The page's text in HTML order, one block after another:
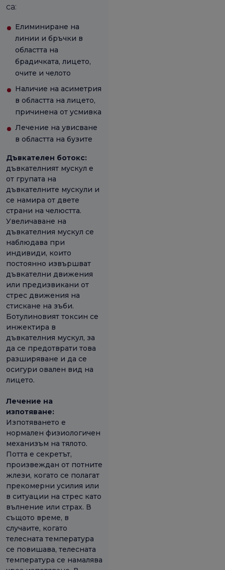
са:
Елиминиране на
линии и бръчки в
областта на
брадичката, лицето,
очите и челото
Наличие на асиметрия
в областта на лицето,
причинена от усмивка
Лечение на увисване
в областта на бузите
Дъвкателен ботокс:
дъвкателният мускул е
от групата на
дъвкателните мускули и
се намира от двете
страни на челюстта.
Увеличаване на
дъвкателния мускул се
наблюдава при
индивиди, които
постоянно извършват
дъвкателни движения
или предизвикани от
стрес движения на
стискане на зъби.
Ботулиновият токсин се
инжектира в
дъвкателния мускул, за
да се предотврати това
разширяване и да се
осигури овален вид на
лицето.
Лечение на
изпотяване:
Изпотяването е
нормален физиологичен
механизъм на тялото.
Потта е секретът,
произвеждан от потните
жлези, когато се полагат
прекомерни усилия или
в ситуации на стрес като
вълнение или страх. В
същото време, в
случаите, когато
телесната температура
се повишава, телесната
температура се намалява